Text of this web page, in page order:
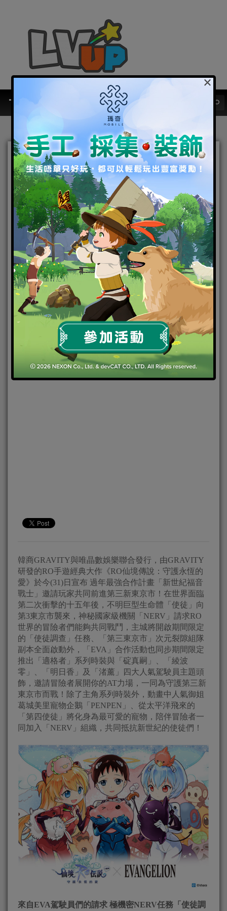
不能逃避!《RO仙境傳說：
守護永恆的愛》第三使徒來
襲! 過年最強合作計畫「新世
紀福音戰士」邀你釋放AT力
場 一同守護第三新東京市!
2019-02-01|Android,IOS,手機遊戲 ,焦點新聞
RO仙境傳
說：守護永恆的愛
韓商GRAVITY與唯晶數娛樂聯合發行，由GRAVITY
研發的RO手遊經典大作《RO仙境傳說：守護永恆的
愛》於今(31)日宣布 過年最強合作計畫「新世紀福音
戰士」邀請玩家共同前進第三新東京市！在世界面臨
第二次衝擊的十五年後，不明巨型生命體「使徒」向
第3東京市襲來，神秘國家級機關「NERV」請求RO
世界的冒險者們能夠共同戰鬥，主城將開啟期間限定
的「使徒調查」任務、「第三東京市」次元裂隙組隊
副本全面啟動外，「EVA」合作活動也同步期間限定
推出「適格者」系列時裝與「碇真嗣」、「綾波
零」、「明日香」及「渚薰」四大人氣駕駛員主題頭
飾，邀請冒險者展開你的AT力場，一同為守護第三新
東京市而戰！除了主角系列時裝外，動畫中人氣御姐
葛城美里寵物企鵝「PENPEN」、從太平洋飛來的
「第四使徒」將化身為最可愛的寵物，陪伴冒險者一
同加入「NERV」組織，共同抵抗新世紀的使徒們！
來自EVA駕駛員們的請求 極機密NERV任務「使徒調
×